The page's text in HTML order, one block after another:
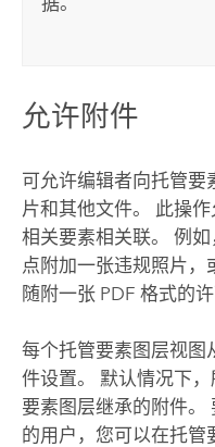
允许附件
可允许编辑者向托管要
片和其他文件。 此操
相关要素相关联。 例
点附加一张违规照片
随附一张 PDF 格式的许
每个托管要素图层视图
件设置。 默认情况下
要素图层继承的附件。
的用户，您可以在托管